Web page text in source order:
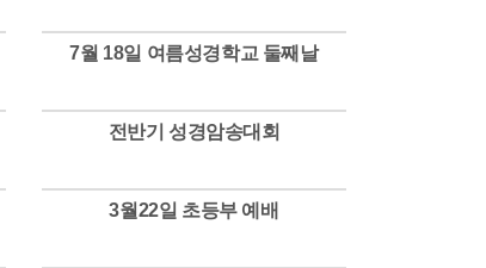
7월 18일 여름성경학교 둘째날
전반기 성경암송대회
3월22일 초등부 예배